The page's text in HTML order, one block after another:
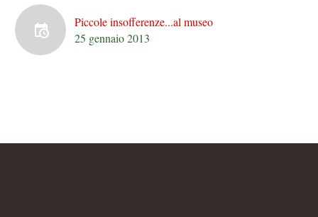
Piccole insofferenze...al museo
25 gennaio 2013